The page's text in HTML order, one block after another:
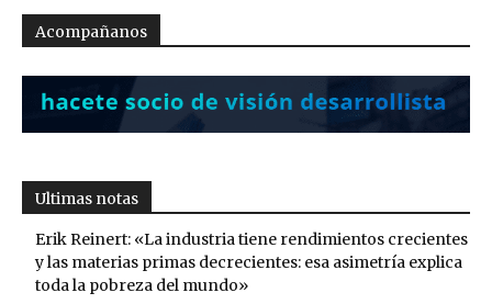
Acompañanos
Ultimas notas
Erik Reinert: «La industria tiene rendimientos crecientes
y las materias primas decrecientes: esa asimetría explica
toda la pobreza del mundo»